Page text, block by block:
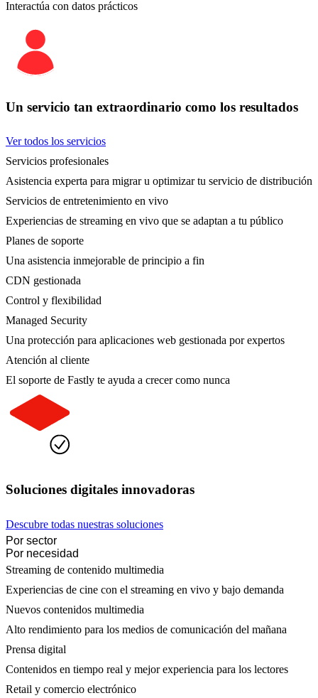
Interactúa con datos prácticos
Un servicio tan extraordinario como los resultados
Ver todos los servicios
Servicios profesionales
Asistencia experta para migrar u optimizar tu servicio de distribución
Servicios de entretenimiento en vivo
Experiencias de streaming en vivo que se adaptan a tu público
Planes de soporte
Una asistencia inmejorable de principio a fin
CDN gestionada
Control y flexibilidad
Managed Security
Una protección para aplicaciones web gestionada por expertos
Atención al cliente
El soporte de Fastly te ayuda a crecer como nunca
Soluciones digitales innovadoras
Descubre todas nuestras soluciones
Por sector
Por necesidad
Streaming de contenido multimedia
Experiencias de cine con el streaming en vivo y bajo demanda
Nuevos contenidos multimedia
Alto rendimiento para los medios de comunicación del mañana
Prensa digital
Contenidos en tiempo real y mejor experiencia para los lectores
Retail y comercio electrónico